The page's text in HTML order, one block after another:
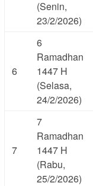
(Senin,
23/2/2026)
6
6
Ramadhan
1447 H
(Selasa,
24/2/2026)
7
7
Ramadhan
1447 H
(Rabu,
25/2/2026)